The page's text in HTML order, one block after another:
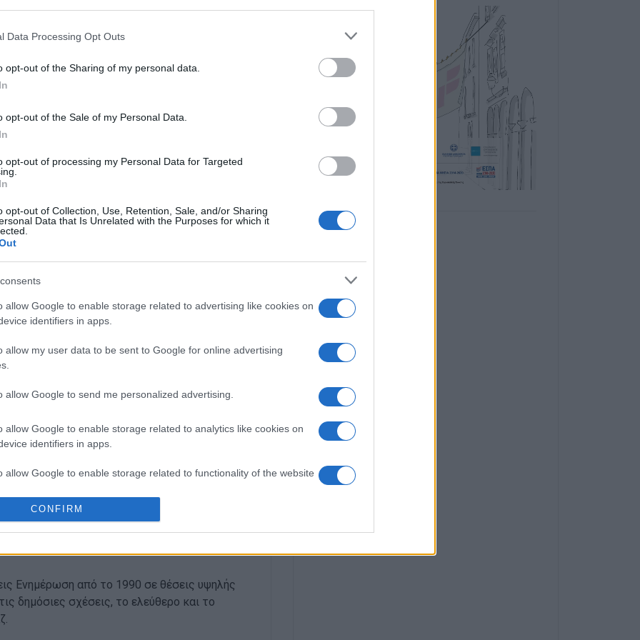
Data Processing Opt Outs
opt-out of the Sharing of my personal data.
opt-out of the Sale of my Personal Data.
opt-out of processing my Personal Data for Targeted
opt-out of Collection, Use, Retention, Sale, and/or Sharing
Data that Is Unrelated with the Purposes for which it
allow Google to enable storage related to advertising like cookies on
identifiers in apps.
allow my user data to be sent to Google for online advertising
allow Google to send me personalized advertising.
allow Google to enable storage related to analytics like cookies on
identifiers in apps.
allow Google to enable storage related to functionality of the website
allow Google to enable storage related to security, including
functionality and fraud prevention, and other user protection.
CONFIRM
τιμή και χαρά μια κορυφαία μουσική
Φαρούγγιας» παρουσιάζει την πρώτη της
πολιτιστική εμπειρία.
κορυφαίους και σημαντικότερους εκτελεστές
ξανασμίγουν στη σκηνή μετά από πολλά
ένα προσωπικό όνειρο και να
Νικόλαο Φαρούγγια.
ένα ξεχωριστό πρόγραμμα, βαθιά επηρεασμένο
παράδοση των διάσημων φιλαρμονικών της
καλλιτεχνικής σύμπραξης που δεν πρέπει να
μας κληρονομιά και να απολαύσουμε τους
Ντάβιντ, Πιέτρο Μασκάνι, Αλέξανδρου
Βέρντι και Νικόλαου Φαρούγγια.
Θέατρο Ρεματιάς - Πεζόδρομος Προφήτη Ηλία,
Ενημέρωση από το 1990 σε θέσεις υψηλής
δημόσιες σχέσεις, το ελεύθερο και το